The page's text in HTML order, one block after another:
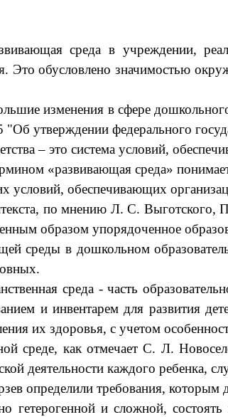
среда в учреждении,
Это обусловлено значимостью
изменения в сфере
утверждении федерального
– это система условий,
«развивающая среда»
условий, обеспечивающих
по мнению Л. С.
образом упорядоченное
в дошкольном
среда - часть
и инвентарем для развития
их здоровья, с учетом
среде, как отмечает С. Л.
деятельности каждого ребенка,
определили требования, которым
гетерогенной и сложной,